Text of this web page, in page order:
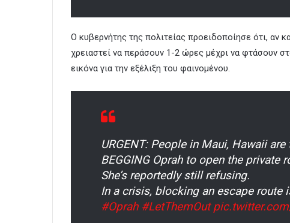
Ο κυβερνήτης της πολιτείας προειδοποίησε ότι, αν
χρειαστεί να περάσουν 1-2 ώρες μέχρι να φτάσουν
εικόνα για την εξέλιξη του φαινομένου.
URGENT: People in Maui, Hawaii
BEGGING Oprah to open the private
She’s reportedly still refusing.
In a crisis, blocking an escape route
#Oprah #LetThemOut